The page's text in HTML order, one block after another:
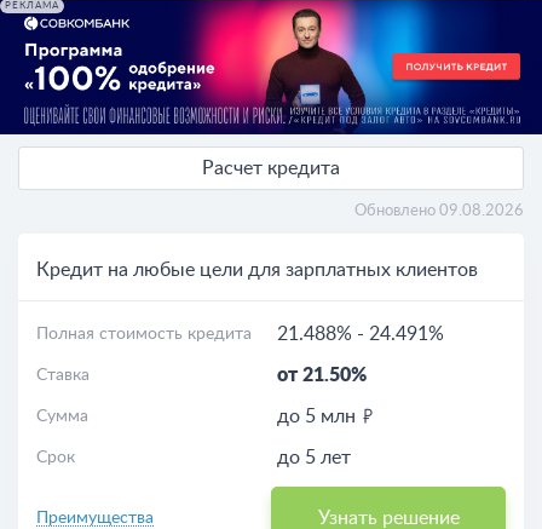
РЕКЛАМА
Расчет кредита
Обновлено 09.08.2026
Кредит на любые цели для зарплатных клиентов
Полная стоимость кредита 21.488% - 24.491%
Ставка от 21.50%
Сумма до 5 млн
Срок до 5 лет
Преимущества Узнать решение